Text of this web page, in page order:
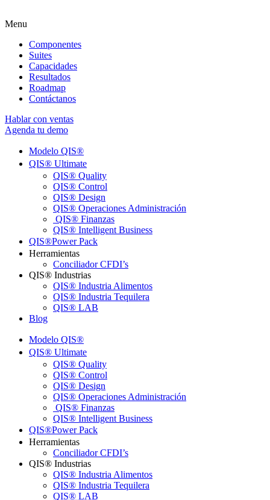
Menu
Componentes
Suites
Capacidades
Resultados
Roadmap
Contáctanos
Hablar con ventas
Agenda tu demo
Modelo QIS®ㅤ
QIS® Ultimateㅤ
QIS® Quality
QIS® Control
QIS® Design
QIS® Operaciones Administración
QIS® Finanzas
QIS® Intelligent Business
QIS®ㅤPower Pack
Herramientas
Conciliador CFDI’s
QIS® Industrias
QIS® Industria Alimentos
QIS® Industria Tequilera
QIS® LAB
Blog
Modelo QIS®ㅤ
QIS® Ultimateㅤ
QIS® Quality
QIS® Control
QIS® Design
QIS® Operaciones Administración
QIS® Finanzas
QIS® Intelligent Business
QIS®ㅤPower Pack
Herramientas
Conciliador CFDI’s
QIS® Industrias
QIS® Industria Alimentos
QIS® Industria Tequilera
QIS® LAB